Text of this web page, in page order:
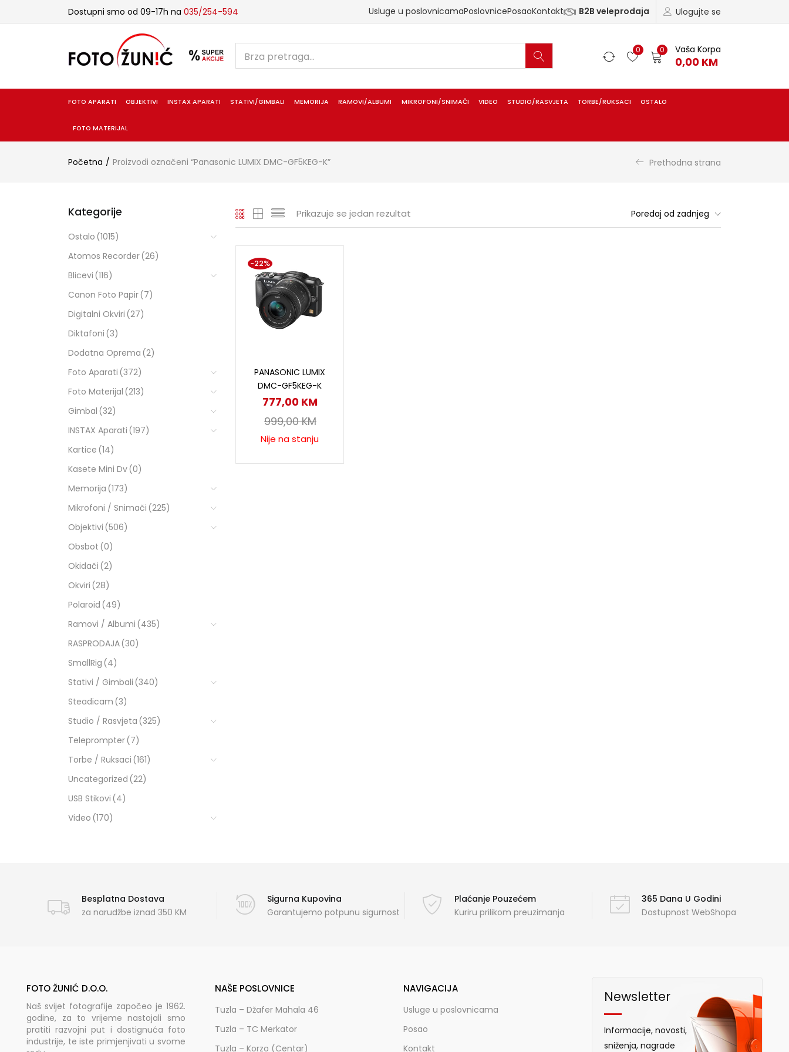
Dostupni smo od 09-17h na 035/254-594 Ulogujte se
Usluge u poslovnicamaPoslovnicePosaoKontakt B2B veleprodaja
0 0 Vaša Korpa
0,00 KM
FOTO APARATI OBJEKTIVI INSTAX APARATI STATIVI/GIMBALI MEMORIJA RAMOVI/ALBUMI MIKROFONI/SNIMAČI VIDEO STUDIO/RASVJETA TORBE/RUKSACI OSTALO
FOTO MATERIJAL
Početna Proizvodi označeni “Panasonic LUMIX DMC-GF5KEG-K” Prethodna strana
Prikazuje se jedan rezultat Poredaj od zadnjeg
PANASONIC LUMIX
DMC-GF5KEG-K
777,00 KM
999,00KM
-22%
Nije na stanju
Kategorije
Ostalo (1015)
Atomos Recorder(26)
Blicevi (116)
Canon Foto Papir(7)
Digitalni Okviri (27)
Diktafoni (3)
Dodatna Oprema (2)
Foto Aparati (372)
Foto Materijal (213)
Gimbal (32)
INSTAX Aparati (197)
Kartice (14)
Kasete Mini Dv(0)
Memorija (173)
Mikrofoni / Snimači (225)
Objektivi (506)
Obsbot (0)
Okidači (2)
Okviri (28)
Polaroid (49)
Ramovi / Albumi (435)
RASPRODAJA(30)
SmallRig (4)
Stativi / Gimbali (340)
Steadicam (3)
Studio / Rasvjeta (325)
Teleprompter(7)
Torbe / Ruksaci (161)
Uncategorized (22)
USB Stikovi (4)
Video (170)
Besplatna Dostava
za narudžbe iznad 350 KM
Sigurna Kupovina
Garantujemo potpunu sigurnost
Plaćanje Pouzećem
Kuriru prilikom preuzimanja
365 Dana U Godini
Dostupnost WebShopa
FOTO ŽUNIĆ D.O.O.
Naš svijet fotografije započeo je 1962.
godine, za to vrijeme nastojali smo
pratiti razvojni put i dostignuća foto
industrije, te iste primjenjivati u svome
NAŠE POSLOVNICE
Tuzla – Džafer Mahala 46
Tuzla – TC Merkator
Tuzla – Korzo (Centar)
NAVIGACIJA
Usluge u poslovnicama
Posao
Kontakt
Newsletter
Informacije, novosti,
sniženja, nagrade